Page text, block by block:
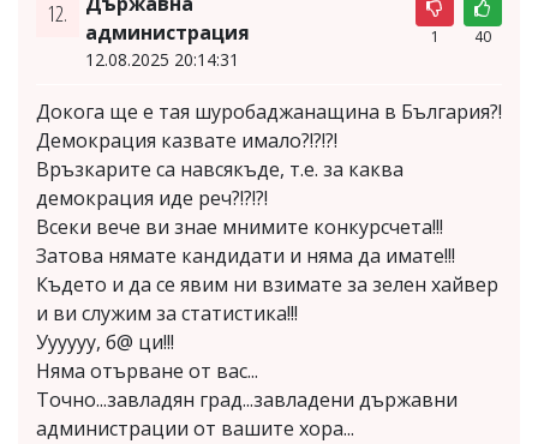
12.
администрация
12.08.2025 20:14:31
1 40
Докога ще е тая шуробаджанащина в България?!
Демокрация казвате имало?!?!?!
Връзкарите са навсякъде, т.е. за каква
демокрация иде реч?!?!?!
Всеки вече ви знае мнимите конкурсчета!!!
Затова нямате кандидати и няма да имате!!!
Където и да се явим ни взимате за зелен хайвер
и ви служим за статистика!!!
Уууууу, б@ ци!!!
Няма отърване от вас...
Точно...завладян град...завладени държавни
администрации от вашите хора...